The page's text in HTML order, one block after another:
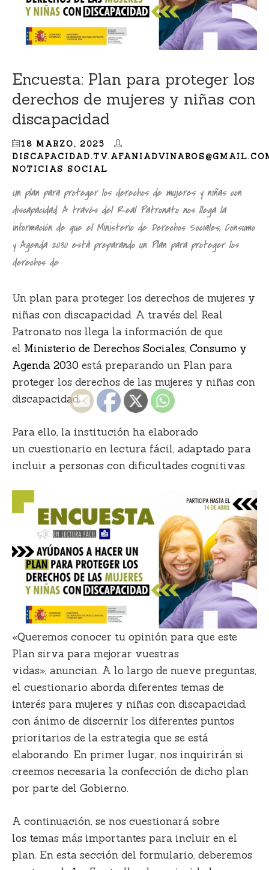
Encuesta: Plan para proteger los
derechos de mujeres y niñas con
discapacidad
18 MARZO, 2025
NOTICIAS SOCIAL
Un plan para proteger los derechos de mujeres y niñas con
discapacidad. A través del Real Patronato nos llega la
información de que el Ministerio de Derechos Sociales, Consumo
y Agenda 2030 está preparando un Plan para proteger los
derechos de
Un plan para proteger los derechos de mujeres y
niñas con discapacidad. A través del Real
Patronato nos llega la información de que
el Ministerio de Derechos Sociales, Consumo y
Agenda 2030 está preparando un Plan para
proteger los derechos de las mujeres y niñas con
discapacidad.
Para ello, la institución ha elaborado
un cuestionario en lectura fácil, adaptado para
incluir a personas con dificultades cognitivas.
«Queremos conocer tu opinión para que este
Plan sirva para mejorar vuestras
vidas», anuncian. A lo largo de nueve preguntas,
el cuestionario aborda diferentes temas de
interés para mujeres y niñas con discapacidad,
con ánimo de discernir los diferentes puntos
prioritarios de la estrategia que se está
elaborando. En primer lugar, nos inquirirán si
creemos necesaria la confección de dicho plan
por parte del Gobierno.
A continuación, se nos cuestionará sobre
los temas más importantes para incluir en el
plan. En esta sección del formulario, deberemos